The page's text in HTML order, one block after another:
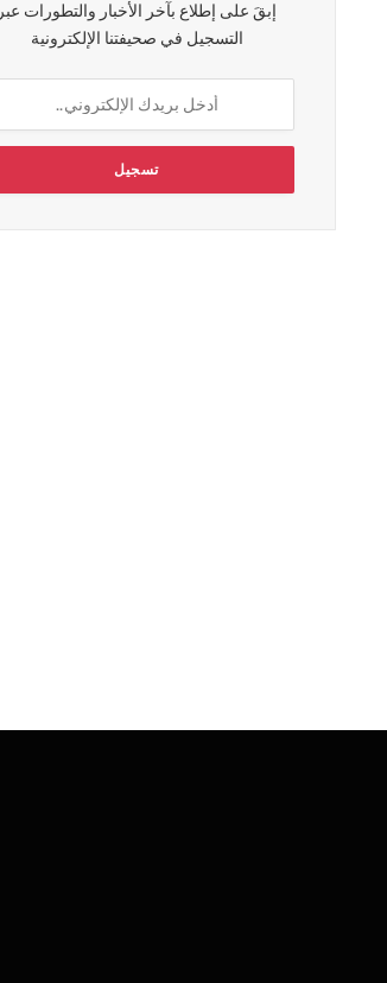
إبقَ على إطلاع بآخر الأخبار والتطورات عبر
التسجيل في صحيفتنا الإلكترونية